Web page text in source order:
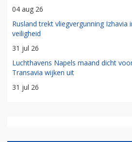
04 aug 26
Rusland trekt vliegvergunning Izhavia
veiligheid
31 jul 26
Luchthavens Napels maand dicht
Transavia wijken uit
31 jul 26